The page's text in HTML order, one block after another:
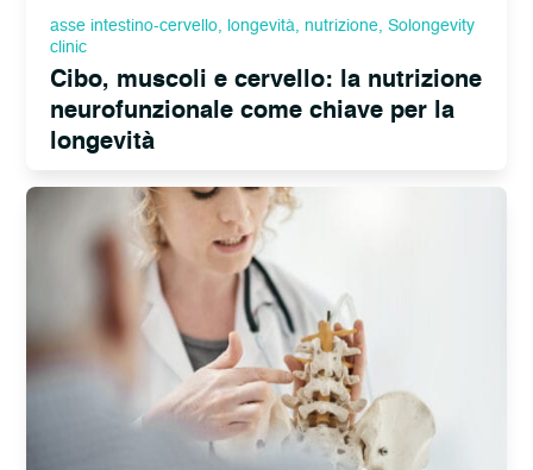
Cibo, muscoli e cervello: la nutrizione
neurofunzionale come chiave per la
longevità
asse intestino-cervello, longevità, nutrizione, Solongevity
clinic